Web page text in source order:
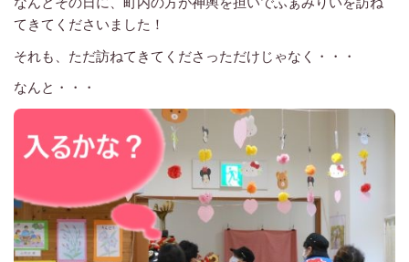
てきてくださいました！
それも、ただ訪ねてきてくださっただけじゃなく・・・
なんと・・・